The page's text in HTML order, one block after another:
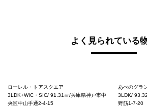
よく見られている
ローレル・トアスクエア
3LDK+WIC・SIC/ 91.31㎡/兵庫県神戸市中
央区中山手通2-4-15
あべのグラ
3LDK/
野筋1-7-20